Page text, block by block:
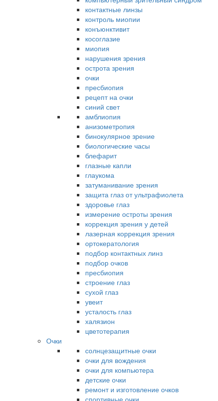
контактные линзы
контроль миопии
конъюнктивит
косоглазие
миопия
нарушения зрения
острота зрения
очки
пресбиопия
рецепт на очки
синий свет
амблиопия
анизометропия
бинокулярное зрение
биологические часы
блефарит
глазные капли
глаукома
затуманивание зрения
защита глаз от ультрафиолета
здоровье глаз
измерение остроты зрения
коррекция зрения у детей
лазерная коррекция зрения
ортокератология
подбор контактных линз
подбор очков
пресбиопия
строение глаз
сухой глаз
увеит
усталость глаз
халязион
цветотерапия
Очки
солнцезащитные очки
очки для вождения
очки для компьютера
детские очки
ремонт и изготовление очков